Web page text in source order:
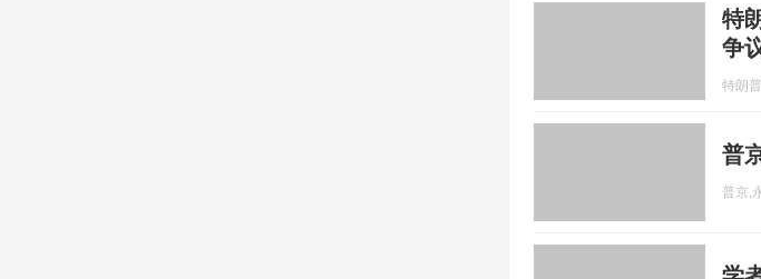
特
争
特朗
普
普京,